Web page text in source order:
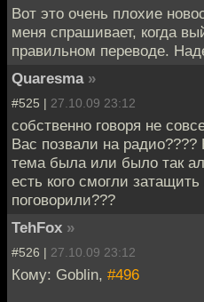
Вот это очень плохие
меня спрашивает, когда
правильном переводе.
Quaresma »
#525 | 27.10.09 23:12
собственно говоря не
Вас позвали на радио????
тема была или было так
есть кого смогли
поговорили???
TehFox »
#526 | 27.10.09 23:12
Кому: Goblin, #496